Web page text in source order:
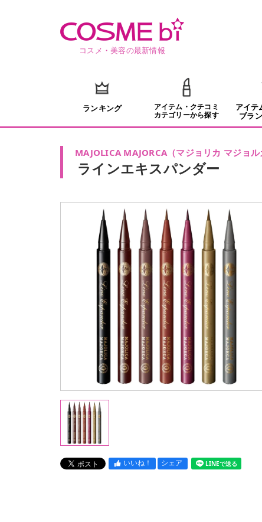
コスメ・美容の最新情報
ランキング
アイテム・クチコミ
カテゴリーから探す
アイテ
ブラ
MAJOLICA MAJORCA（マジョリカ マジョル
ラインエキスパンダー
いいね！ シェア LINEで送る